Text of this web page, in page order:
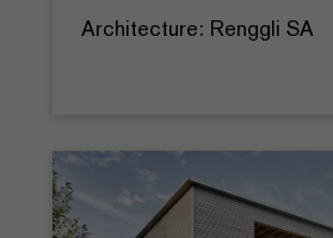
Architecture: Renggli SA